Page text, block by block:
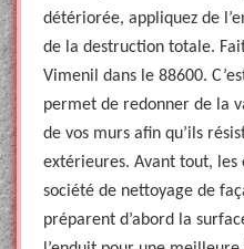
détériorée, appliquez de
de la destruction totale.
Vimenil dans le 88600.
permet de redonner de la
de vos murs afin qu’ils
extérieures. Avant tout, les
société de nettoyage de
préparent d’abord la